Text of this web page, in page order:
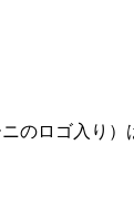
のロゴ入り）